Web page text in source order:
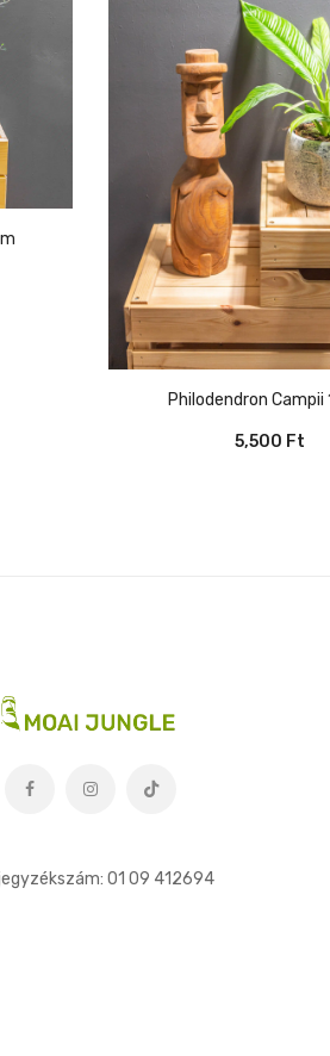
Philodendron
5,500 Ft
01 09 412694